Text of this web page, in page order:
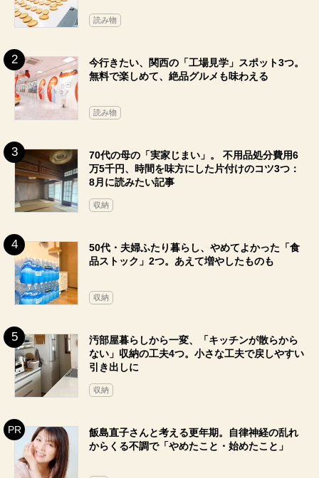
読み物
今行きたい、関西の「工場見学」スポット3つ。
無料で楽しめて、絶品グルメも味わえる
読み物
70代の母の「実家じまい」。 不用品処分費用6
万5千円、時間を味方にした片付けのコツ3つ：
8月に読みたい記事
収納
50代・夫婦ふたり暮らし、やめてよかった「食
品ストック」2つ。あえて増やしたものも
収納
汚部屋暮らしから一変、「キッチンが散らから
ない」収納の工夫4つ。小さな工夫で戻しやすい
引き出しに
収納
飯島直子さんと考える更年期。自律神経の乱れ
からくる不調で「やめたこと・始めたこと」